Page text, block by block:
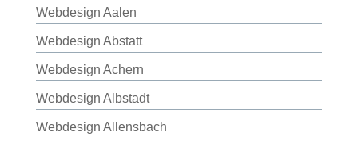
Webdesign Aalen
Webdesign Abstatt
Webdesign Achern
Webdesign Albstadt
Webdesign Allensbach